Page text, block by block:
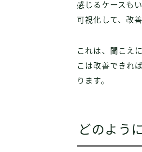
感じるケースも
可視化して、改
これは、聞こえ
こは改善できれ
ります。
どのよう